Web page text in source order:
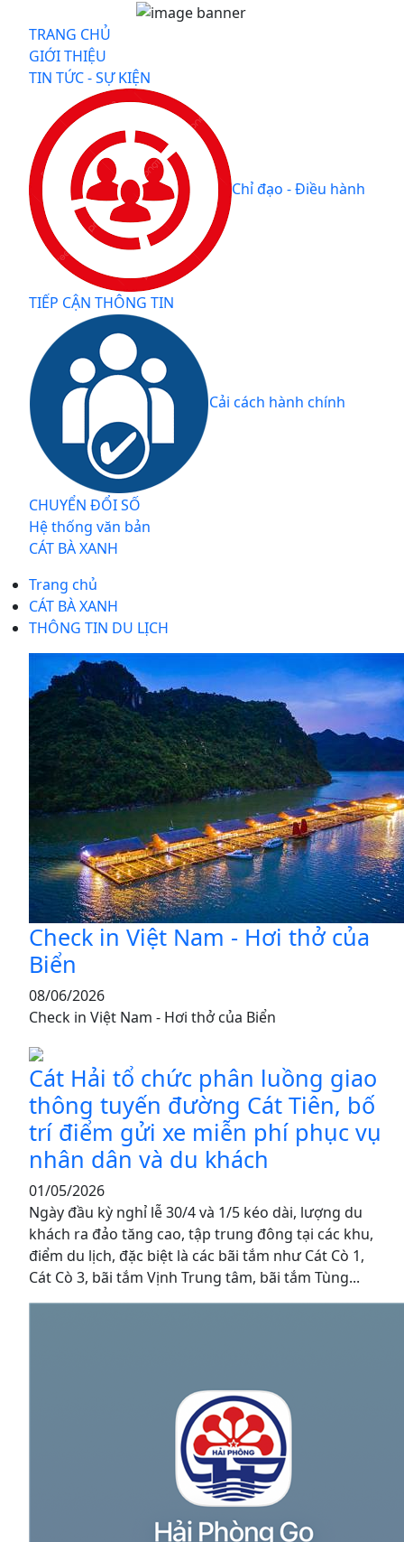
TRANG CHỦ
GIỚI THIỆU
TIN TỨC - SỰ KIỆN
Chỉ đạo - Điều hành
TIẾP CẬN THÔNG TIN
Cải cách hành chính
CHUYỂN ĐỔI SỐ
Hệ thống văn bản
CÁT BÀ XANH
Trang chủ
CÁT BÀ XANH
THÔNG TIN DU LỊCH
Check in Việt Nam - Hơi thở của
Biển
08/06/2026
Check in Việt Nam - Hơi thở của Biển
Cát Hải tổ chức phân luồng giao
thông tuyến đường Cát Tiên, bố
trí điểm gửi xe miễn phí phục vụ
nhân dân và du khách
01/05/2026
Ngày đầu kỳ nghỉ lễ 30/4 và 1/5 kéo dài, lượng du
khách ra đảo tăng cao, tập trung đông tại các khu,
điểm du lịch, đặc biệt là các bãi tắm như Cát Cò 1,
Cát Cò 3, bãi tắm Vịnh Trung tâm, bãi tắm Tùng...